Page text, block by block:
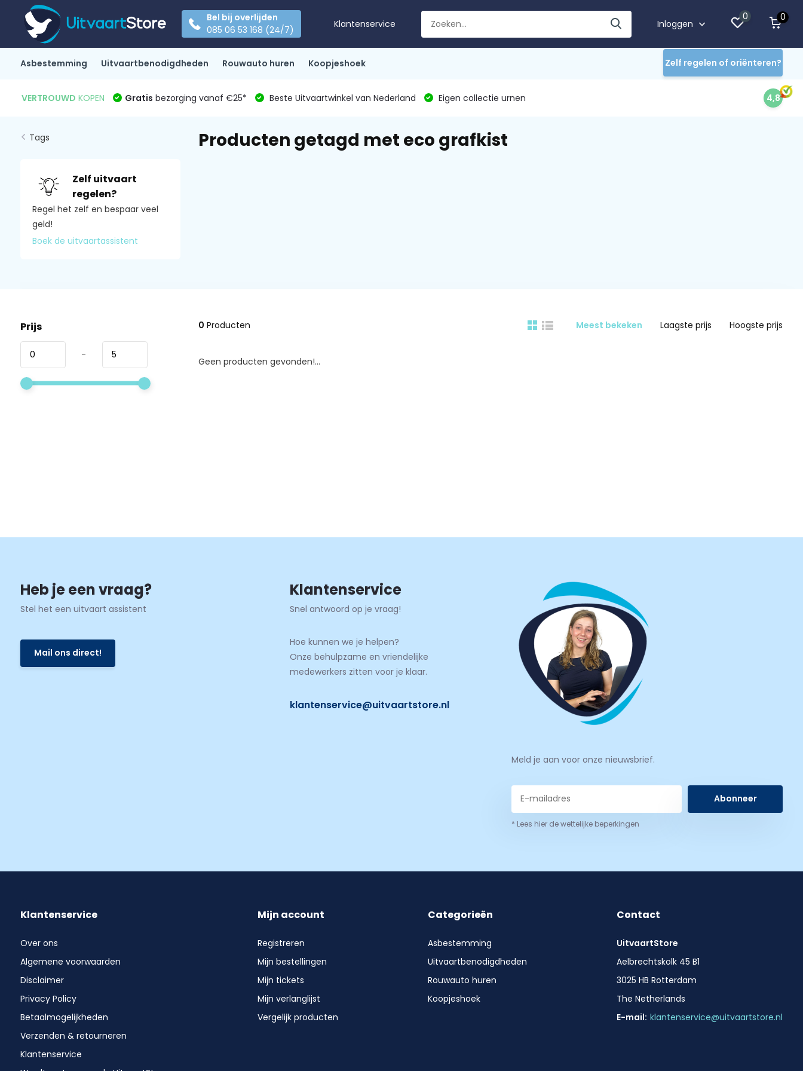
Bel bij overlijden
085 06 53 168 (24/7)
Klantenservice Inloggen
0 0
Asbestemming Uitvaartbenodigdheden Rouwauto huren Koopjeshoek Zelf regelen of oriënteren?
VERTROUWD KOPEN Gratis bezorging vanaf €25* Beste Uitvaartwinkel van Nederland Eigen collectie urnen 4,8
Tags
Zelf uitvaart
regelen?
Regel het zelf en bespaar veel
geld!
Boek de uitvaartassistent
Producten getagd met eco grafkist
Prijs
-
0 Producten Meest bekeken Laagste prijs Hoogste prijs
Geen producten gevonden!...
Heb je een vraag?
Stel het een uitvaart assistent
Mail ons direct!
Klantenservice
Snel antwoord op je vraag!
Hoe kunnen we je helpen?
Onze behulpzame en vriendelijke
medewerkers zitten voor je klaar.
klantenservice@uitvaartstore.nl
Meld je aan voor onze nieuwsbrief.
Abonneer
* Lees hier de wettelijke beperkingen
Klantenservice
Over ons
Algemene voorwaarden
Disclaimer
Privacy Policy
Betaalmogelijkheden
Verzenden & retourneren
Klantenservice
Mijn account
Registreren
Mijn bestellingen
Mijn tickets
Mijn verlanglijst
Vergelijk producten
Categorieën
Asbestemming
Uitvaartbenodigdheden
Rouwauto huren
Koopjeshoek
Contact
UitvaartStore
Aelbrechtskolk 45 B1
3025 HB Rotterdam
The Netherlands
E-mail: klantenservice@uitvaartstore.nl